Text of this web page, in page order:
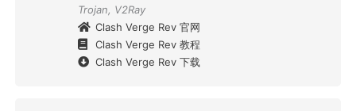
Trojan, V2Ray
Clash Verge Rev 官网
Clash Verge Rev 教程
Clash Verge Rev 下载